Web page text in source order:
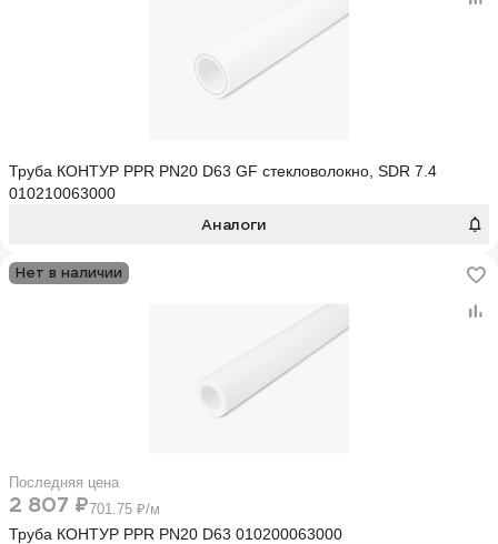
Труба КОНТУР PPR PN20 D63 GF стекловолокно, SDR 7.4
010210063000
Аналоги
Нет в наличии
Последняя цена
2 807 ₽701.75 ₽/м
Труба КОНТУР PPR PN20 D63 010200063000